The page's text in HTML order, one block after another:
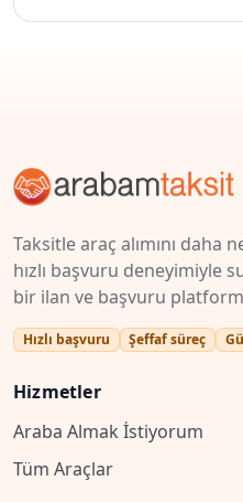
Taksitle araç alımını daha
hızlı başvuru deneyimiyle
bir ilan ve başvuru
Hızlı başvuru Şeffaf süreç
Hizmetler
Araba Almak İstiyorum
Tüm Araçlar